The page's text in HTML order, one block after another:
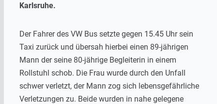
Karlsruhe.
Der Fahrer des VW Bus setzte gegen 15.45 Uhr sein
Taxi zurück und übersah hierbei einen 89-jährigen
Mann der seine 80-jährige Begleiterin in einem
Rollstuhl schob. Die Frau wurde durch den Unfall
schwer verletzt, der Mann zog sich lebensgefährliche
Verletzungen zu. Beide wurden in nahe gelegene